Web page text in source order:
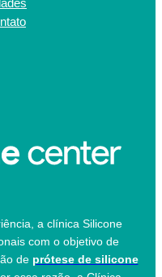
a clínica Silicone
com o objetivo de
de prótese de silicone